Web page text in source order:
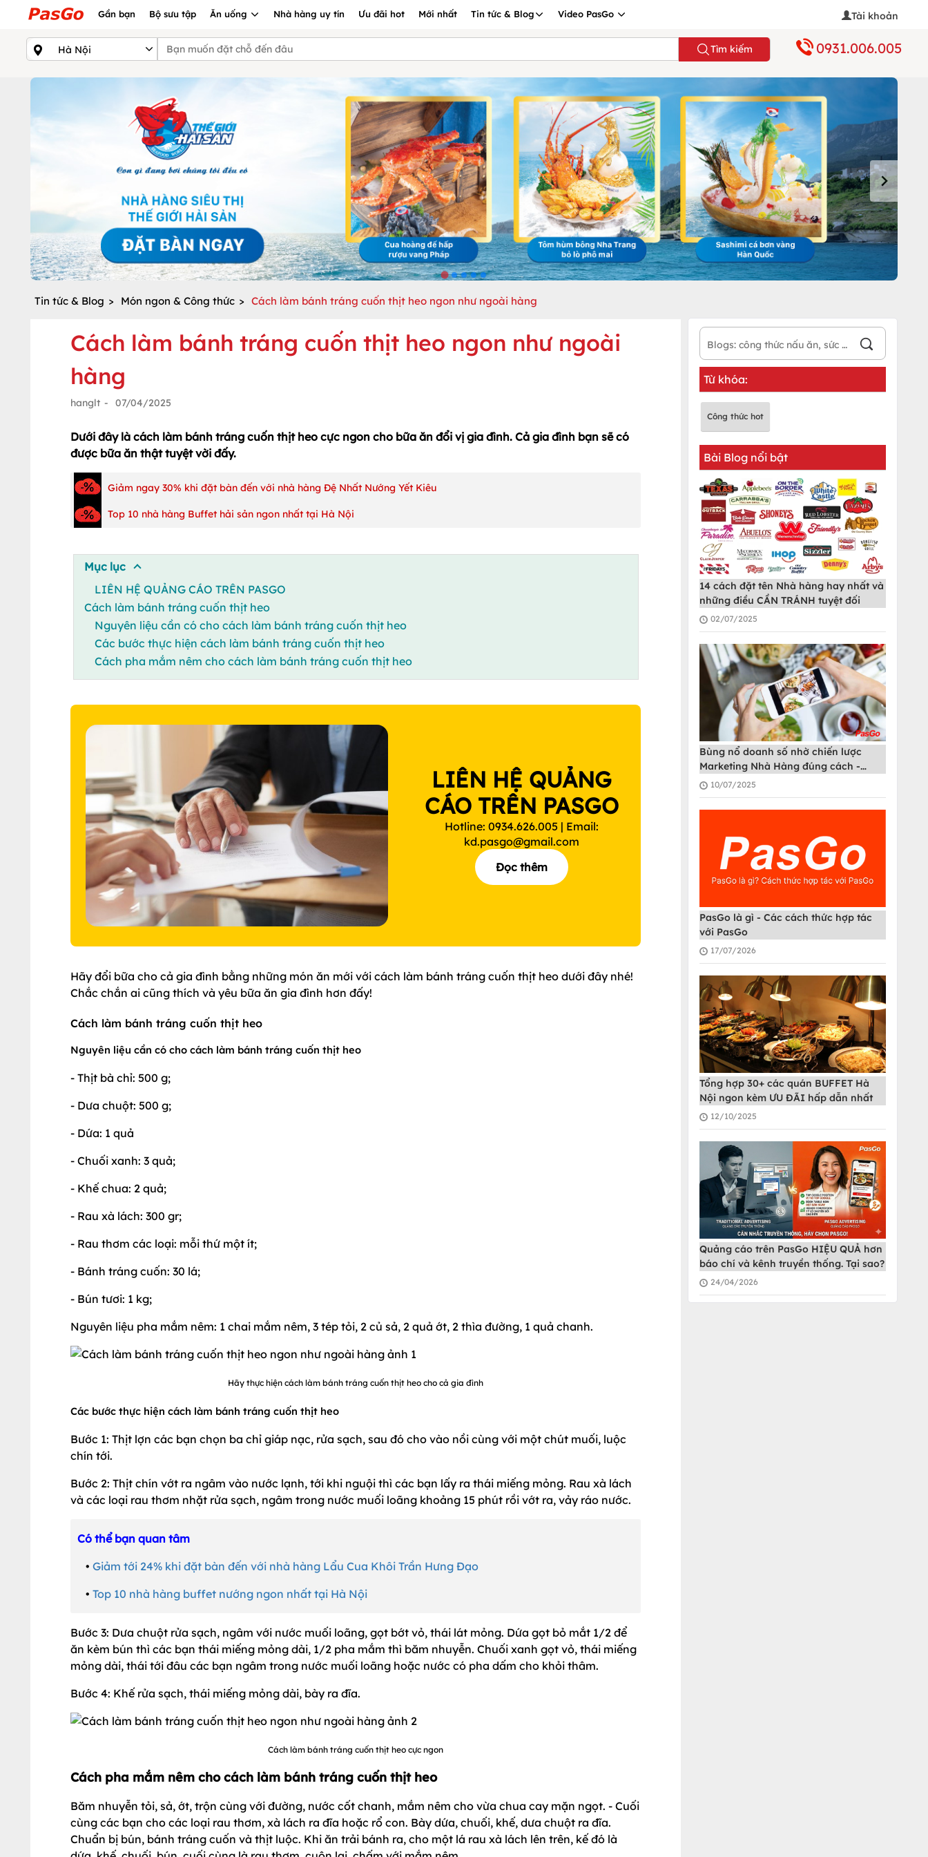
Gần bạn Bộ sưu tập Ăn uống Nhà hàng uy tín Ưu đãi hot Mới nhất Tin tức & Blog Video PasGo Tài khoản
Tìm kiếm 0931.006.005
Tin tức & Blog > Món ngon & Công thức > Cách làm bánh tráng cuốn thịt heo ngon như ngoài hàng
Cách làm bánh tráng cuốn thịt heo ngon như ngoài
hàng
hanglt - 07/04/2025
Dưới đây là cách làm bánh tráng cuốn thịt heo cực ngon cho bữa ăn đổi vị gia đình. Cả gia đình bạn sẽ có
được bữa ăn thật tuyệt vời đấy.
Giảm ngay 30% khi đặt bàn đến với nhà hàng Đệ Nhất Nướng Yết Kiêu
Top 10 nhà hàng Buffet hải sản ngon nhất tại Hà Nội
Mục lục
LIÊN HỆ QUẢNG CÁO TRÊN PASGO
Cách làm bánh tráng cuốn thịt heo
Nguyên liệu cần có cho cách làm bánh tráng cuốn thịt heo
Các bước thực hiện cách làm bánh tráng cuốn thịt heo
Cách pha mắm nêm cho cách làm bánh tráng cuốn thịt heo
LIÊN HỆ QUẢNG
CÁO TRÊN PASGO
Hotline: 0934.626.005 | Email:
kd.pasgo@gmail.com
Đọc thêm
Hãy đổi bữa cho cả gia đình bằng những món ăn mới với cách làm bánh tráng cuốn thịt heo dưới đây nhé!
Chắc chắn ai cũng thích và yêu bữa ăn gia đình hơn đấy!
Cách làm bánh tráng cuốn thịt heo
Nguyên liệu cần có cho cách làm bánh tráng cuốn thịt heo
- Thịt bà chỉ: 500 g;
- Dưa chuột: 500 g;
- Dứa: 1 quả
- Chuối xanh: 3 quả;
- Khế chua: 2 quả;
- Rau xà lách: 300 gr;
- Rau thơm các loại: mỗi thứ một ít;
- Bánh tráng cuốn: 30 lá;
- Bún tươi: 1 kg;
Nguyên liệu pha mắm nêm: 1 chai mắm nêm, 3 tép tỏi, 2 củ sả, 2 quả ớt, 2 thìa đường, 1 quả chanh.
Hãy thực hiện cách làm bánh tráng cuốn thịt heo cho cả gia đình
Các bước thực hiện cách làm bánh tráng cuốn thịt heo
Bước 1: Thịt lợn các bạn chọn ba chỉ giáp nạc, rửa sạch, sau đó cho vào nồi cùng với một chút muối, luộc
chín tới.
Bước 2: Thịt chín vớt ra ngâm vào nước lạnh, tới khi nguội thì các bạn lấy ra thái miếng mỏng. Rau xà lách
và các loại rau thơm nhặt rửa sạch, ngâm trong nước muối loãng khoảng 15 phút rồi vớt ra, vảy ráo nước.
Có thể bạn quan tâm
• Giảm tới 24% khi đặt bàn đến với nhà hàng Lẩu Cua Khôi Trần Hưng Đạo
• Top 10 nhà hàng buffet nướng ngon nhất tại Hà Nội
Bước 3: Dưa chuột rửa sạch, ngâm với nước muối loãng, gọt bớt vỏ, thái lát mỏng. Dứa gọt bỏ mắt 1/2 để
ăn kèm bún thì các bạn thái miếng mỏng dài, 1/2 pha mắm thì băm nhuyễn. Chuối xanh gọt vỏ, thái miếng
mỏng dài, thái tới đâu các bạn ngâm trong nước muối loãng hoặc nước có pha dấm cho khỏi thâm.
Bước 4: Khế rửa sạch, thái miếng mỏng dài, bày ra đĩa.
Cách làm bánh tráng cuốn thịt heo cực ngon
Cách pha mắm nêm cho cách làm bánh tráng cuốn thịt heo
Băm nhuyễn tỏi, sả, ớt, trộn cùng với đường, nước cốt chanh, mắm nêm cho vừa chua cay mặn ngọt. - Cuối
cùng các bạn cho các loại rau thơm, xà lách ra đĩa hoặc rổ con. Bày dứa, chuối, khế, dưa chuột ra đĩa.
Chuẩn bị bún, bánh tráng cuốn và thịt luộc. Khi ăn trải bánh ra, cho một lá rau xà lách lên trên, kế đó là
Từ khóa:
Công thức hot
Bài Blog nổi bật
14 cách đặt tên Nhà hàng hay nhất và
những điều CẦN TRÁNH tuyệt đối
02/07/2025
Bùng nổ doanh số nhờ chiến lược
Marketing Nhà Hàng đúng cách -
PasGo
10/07/2025
PasGo là gì - Các cách thức hợp tác
với PasGo
17/07/2026
Tổng hợp 30+ các quán BUFFET Hà
Nội ngon kèm ƯU ĐÃI hấp dẫn nhất
12/10/2025
Quảng cáo trên PasGo HIỆU QUẢ hơn
báo chí và kênh truyền thống. Tại sao?
24/04/2026